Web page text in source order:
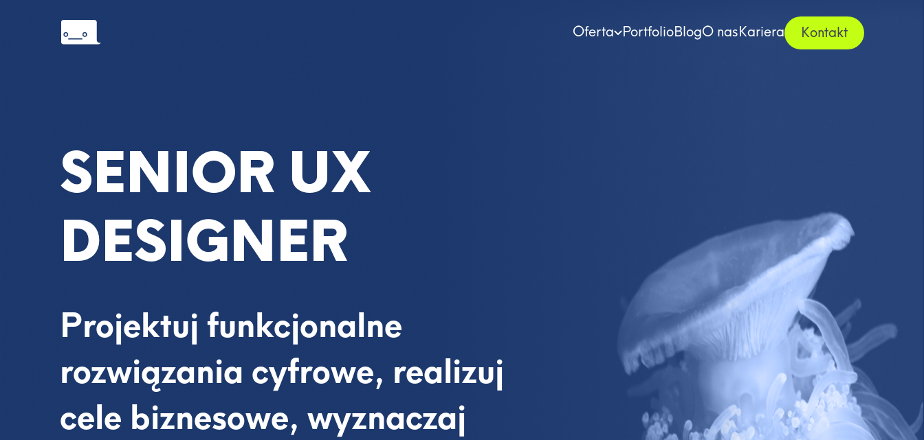
Oferta PortfolioBlogO nasKariera Kontakt
SENIOR UX
DESIGNER
Projektuj funkcjonalne
rozwiązania cyfrowe, realizuj
cele biznesowe, wyznaczaj